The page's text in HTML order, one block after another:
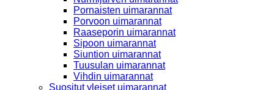
Pornaisten uimarannat
Porvoon uimarannat
Raaseporin uimarannat
Sipoon uimarannat
Siuntion uimarannat
Tuusulan uimarannat
Vihdin uimarannat
Suositut yleiset uimarannat